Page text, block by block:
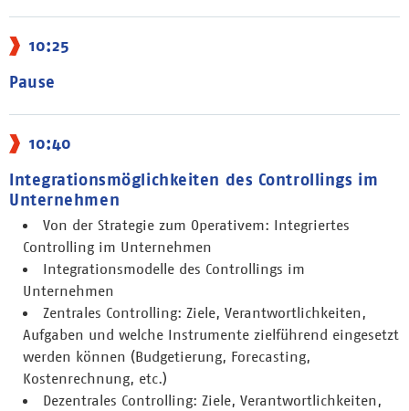
10:25
Pause
10:40
Integrationsmöglichkeiten des Controllings im
Unternehmen
Von der Strategie zum Operativem: Integriertes
Controlling im Unternehmen
Integrationsmodelle des Controllings im
Unternehmen
Zentrales Controlling: Ziele, Verantwortlichkeiten,
Aufgaben und welche Instrumente zielführend eingesetzt
werden können (Budgetierung, Forecasting,
Kostenrechnung, etc.)
Dezentrales Controlling: Ziele, Verantwortlichkeiten,